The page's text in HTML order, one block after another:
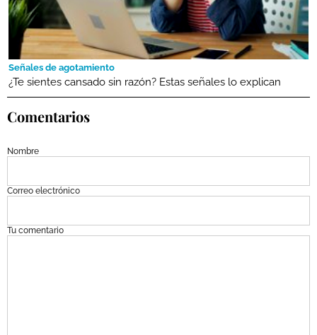
Señales de agotamiento
¿Te sientes cansado sin razón? Estas señales lo explican
Comentarios
Nombre
Correo electrónico
Tu comentario